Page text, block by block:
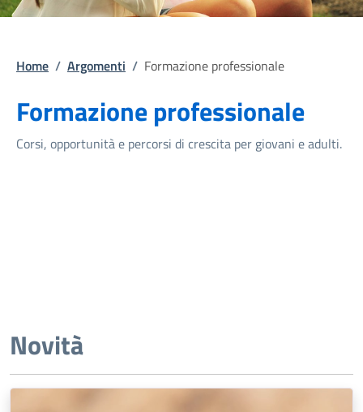
Home / Argomenti / Formazione professionale
Formazione professionale
Corsi, opportunità e percorsi di crescita per giovani e adulti.
Novità